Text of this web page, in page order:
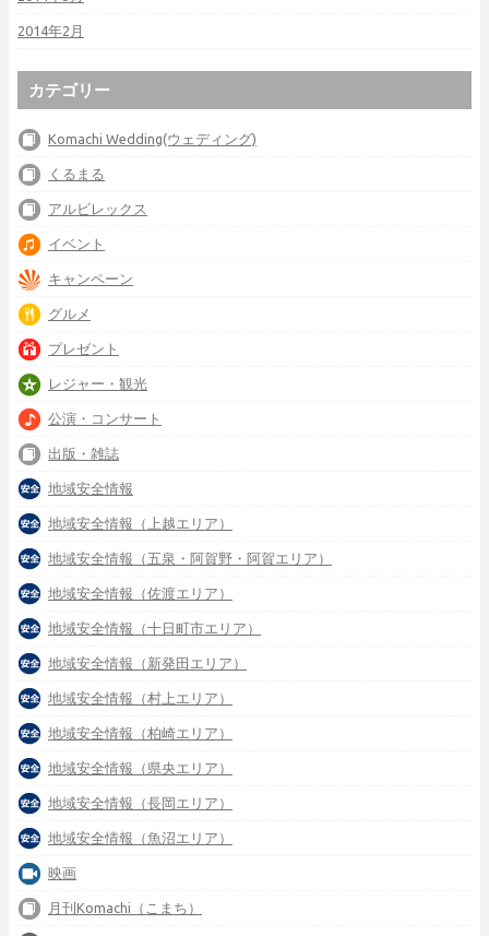
2014年2月
カテゴリー
Komachi Wedding(ウェディング)
くるまる
アルビレックス
イベント
キャンペーン
グルメ
プレゼント
レジャー・観光
公演・コンサート
出版・雑誌
地域安全情報
地域安全情報（上越エリア）
地域安全情報（五泉・阿賀野・阿賀エリア）
地域安全情報（佐渡エリア）
地域安全情報（十日町市エリア）
地域安全情報（新発田エリア）
地域安全情報（村上エリア）
地域安全情報（柏崎エリア）
地域安全情報（県央エリア）
地域安全情報（長岡エリア）
地域安全情報（魚沼エリア）
映画
月刊Komachi（こまち）